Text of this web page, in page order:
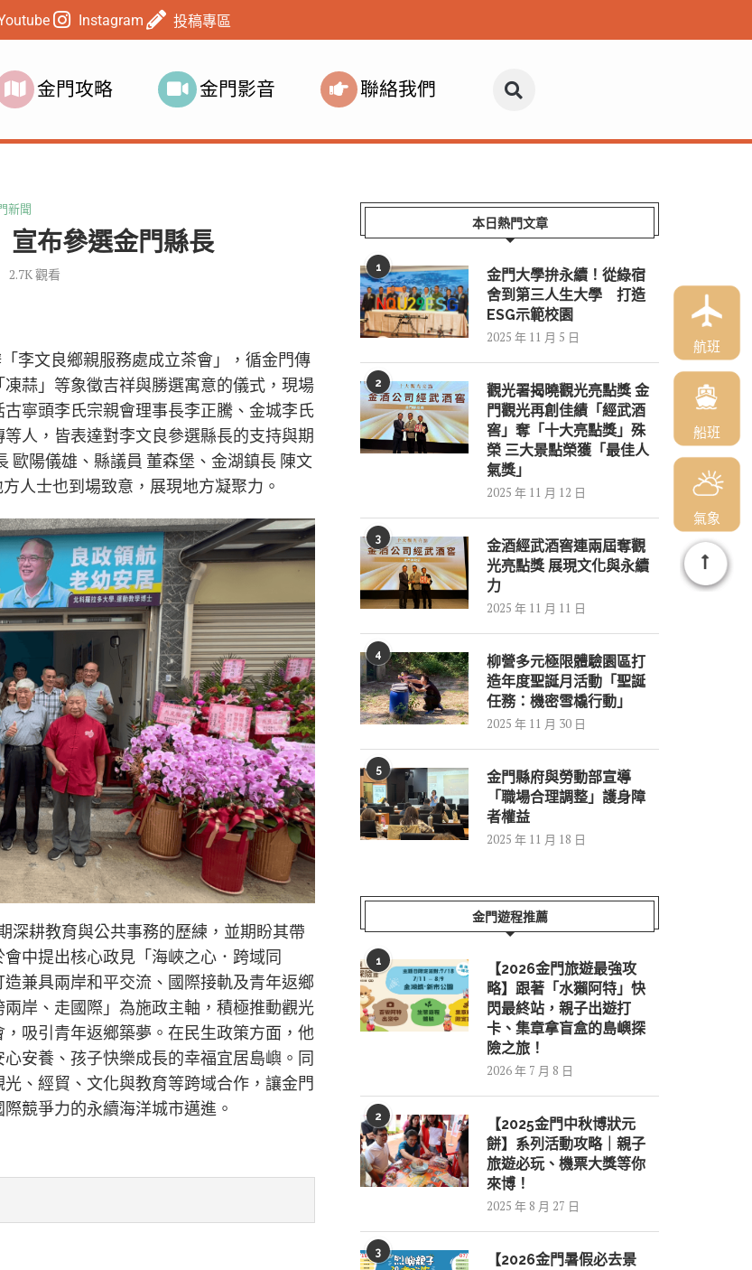
Instagram 投稿專區
金門攻略 金門影音 聯絡我們
新聞
布參選金門縣長
2.7K觀看
李文良鄉親服務處成立茶會」，循金門傳
蒜」等象徵吉祥與勝選寓意的儀式，現場
寧頭李氏宗親會理事長李正騰、金城李氏
人，皆表達對李文良參選縣長的支持與期
歐陽儀雄、縣議員 董森堡、金湖鎮長 陳文
人士也到場致意，展現地方凝聚力。
深耕教育與公共事務的歷練，並期盼其帶
中提出核心政見「海峽之心．跨域同
兼具兩岸和平交流、國際接軌及青年返鄉
岸、走國際」為施政主軸，積極推動觀光
吸引青年返鄉築夢。在民生政策方面，他
安養、孩子快樂成長的幸福宜居島嶼。同
、經貿、文化與教育等跨域合作，讓金門
競爭力的永續海洋城市邁進。
本日熱門文章
1
金門大學拚永續！從綠宿
舍到第三人生大學 打造
ESG示範校園
2025 年 11 月 5 日
2
觀光署揭曉觀光亮點獎 金
門觀光再創佳績「經武酒
窖」奪「十大亮點獎」殊
榮 三大景點榮獲「最佳人
氣獎」
2025 年 11 月 12 日
3
金酒經武酒窖連兩屆奪觀
光亮點獎 展現文化與永續
力
2025 年 11 月 11 日
4
柳營多元極限體驗園區打
造年度聖誕月活動「聖誕
任務：機密雪橇行動」
2025 年 11 月 30 日
5
金門縣府與勞動部宣導
「職場合理調整」護身障
者權益
2025 年 11 月 18 日
金門遊程推薦
1
【2026金門旅遊最強攻
略】跟著「水獺阿特」快
閃最終站，親子出遊打
卡、集章拿盲盒的島嶼探
險之旅！
2026 年 7 月 8 日
2
【2025金門中秋博狀元
餅】系列活動攻略｜親子
旅遊必玩、機票大獎等你
來博！
2025 年 8 月 27 日
3
【2026金門暑假必去景
航班
船班
氣象